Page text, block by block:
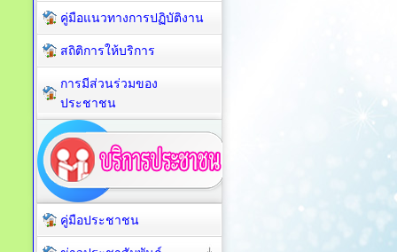
คู่มือแนวทางการปฏิบัติงาน
สถิติการให้บริการ
การมีส่วนร่วมของ
ประชาชน
คู่มือประชาชน